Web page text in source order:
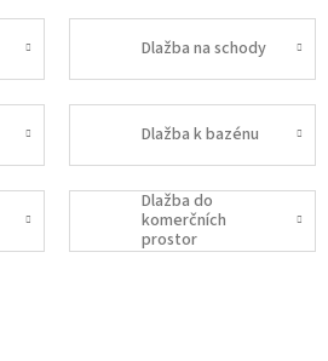
Dlažba na schody
Dlažba k bazénu
Dlažba do
komerčních
prostor